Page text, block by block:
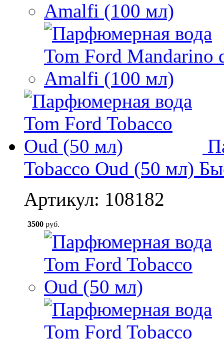
Tobacco Oud (50 мл)
Артикул: 108182
3500 руб.